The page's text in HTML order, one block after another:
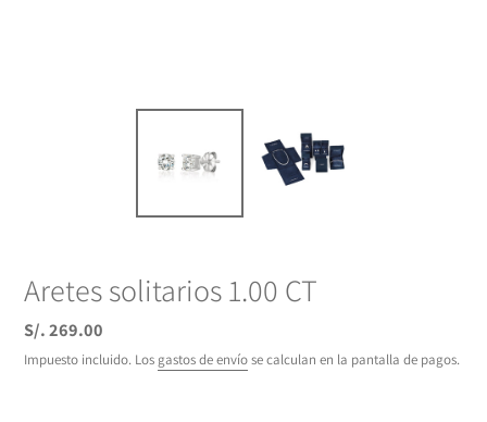
Aretes solitarios 1.00 CT
Precio
habitual
S/. 269.00
Impuesto incluido. Los gastos de envíose calculan en la pantalla de pagos.